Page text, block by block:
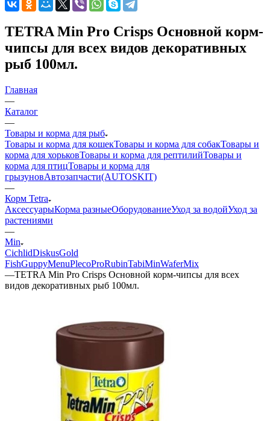
TETRA Min Pro Crisps Основной корм-
чипсы для всех видов декоративных
рыб 100мл.
Главная
—
Каталог
—
Товары и корма для рыб
Товары и корма для кошекТовары и корма для собакТовары и
корма для хорьковТовары и корма для рептилийТовары и
корма для птицТовары и корма для
грызуновАвтозапчасти(AUTOSKIT)
—
Корм Tetra
АксессуарыКорма разныеОборудованиеУход за водойУход за
растениями
—
Min
CichlidDiskusGold
FishGuppyMenuPlecoProRubinTabiMinWaferMix
—TETRA Min Pro Crisps Основной корм-чипсы для всех
видов декоративных рыб 100мл.